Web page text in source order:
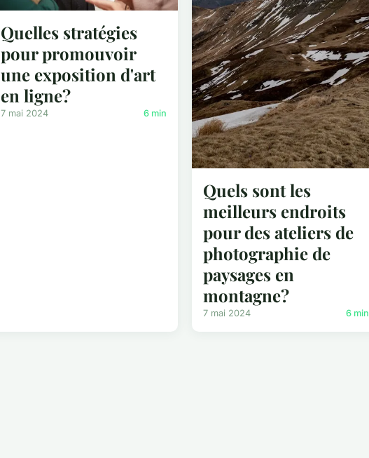
Quelles stratégies
pour promouvoir
une exposition d'art
en ligne?
7 mai 2024 6 min
Quels sont les
meilleurs endroits
pour des ateliers de
photographie de
paysages en
montagne?
7 mai 2024 6 min